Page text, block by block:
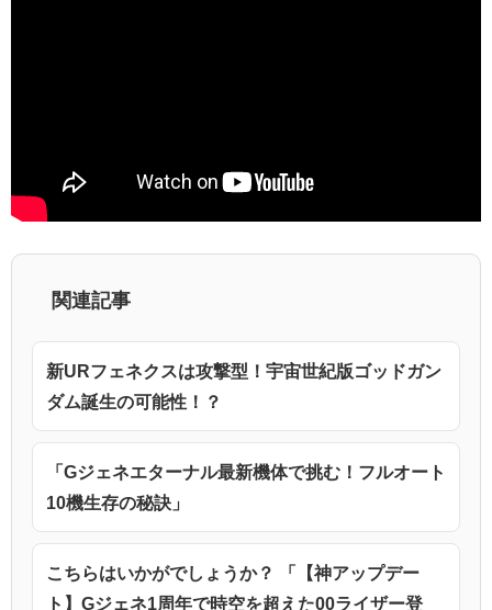
関連記事
新URフェネクスは攻撃型！宇宙世紀版ゴッドガン
ダム誕生の可能性！？
「Gジェネエターナル最新機体で挑む！フルオート
10機生存の秘訣」
こちらはいかがでしょうか？ 「【神アップデー
ト】Gジェネ1周年で時空を超えた00ライザー登